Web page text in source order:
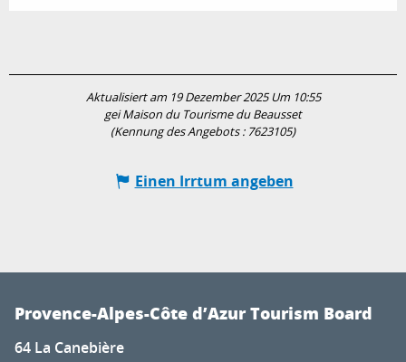
Aktualisiert am 19 Dezember 2025 Um 10:55
gei Maison du Tourisme du Beausset
(Kennung des Angebots : 7623105)
Einen Irrtum angeben
Provence-Alpes-Côte d’Azur Tourism Board
64 La Canebière